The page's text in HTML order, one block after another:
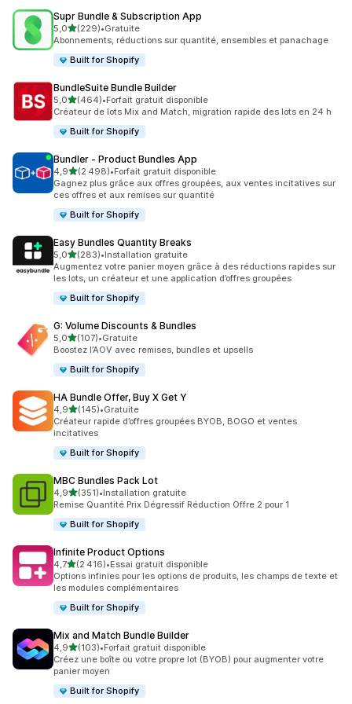
Supr Bundle & Subscription App
5,0étoile(s) sur 5
(229)
229 avis au total
•Gratuite
Abonnements, réductions sur quantité, ensembles et panachage
Built for Shopify
BundleSuite Bundle Builder
5,0étoile(s) sur 5
(464)
464 avis au total
•Forfait gratuit disponible
Créateur de lots Mix and Match, migration rapide des lots en 24 h
Built for Shopify
Bundler ‑ Product Bundles App
4,9étoile(s) sur 5
(2 498)
2498 avis au total
•Forfait gratuit disponible
Gagnez plus grâce aux offres groupées, aux ventes incitatives sur
ces offres et aux remises sur quantité
Built for Shopify
Easy Bundles Quantity Breaks
5,0étoile(s) sur 5
(283)
283 avis au total
•Installation gratuite
Augmentez votre panier moyen grâce à des réductions rapides sur
les lots, un créateur et une application d’offres groupées
Built for Shopify
G: Volume Discounts & Bundles
5,0étoile(s) sur 5
(107)
107 avis au total
•Gratuite
Boostez l’AOV avec remises, bundles et upsells
Built for Shopify
HA Bundle Offer, Buy X Get Y
4,9étoile(s) sur 5
(145)
145 avis au total
•Gratuite
Créateur rapide d’offres groupées BYOB, BOGO et ventes
incitatives
Built for Shopify
MBC Bundles Pack Lot
4,9étoile(s) sur 5
(351)
351 avis au total
•Installation gratuite
Remise Quantité Prix Dégressif Réduction Offre 2 pour 1
Built for Shopify
Infinite Product Options
4,7étoile(s) sur 5
(2 416)
2416 avis au total
•Essai gratuit disponible
Options infinies pour les options de produits, les champs de texte et
les modules complémentaires
Built for Shopify
Mix and Match Bundle Builder
4,9étoile(s) sur 5
(103)
103 avis au total
•Forfait gratuit disponible
Créez une boîte ou votre propre lot (BYOB) pour augmenter votre
panier moyen
Built for Shopify